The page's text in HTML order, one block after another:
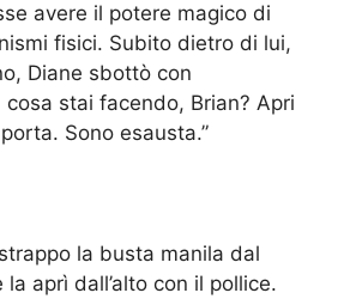
avere il potere magico di
fisici. Subito dietro di lui,
Diane sbottò con
cosa stai facendo, Brian? Apri
Sono esausta.”
la busta manila dal
aprì dall’alto con il pollice.